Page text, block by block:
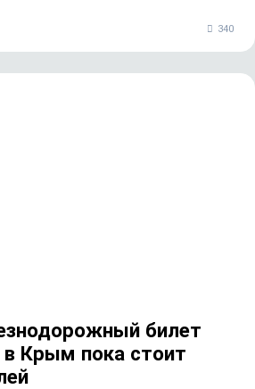
340
билет
Крым пока стоит